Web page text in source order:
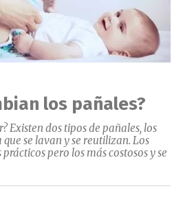
los pañales?
Existen dos tipos de pañales, los
se lavan y se reutilizan. Los
pero los más costosos y se